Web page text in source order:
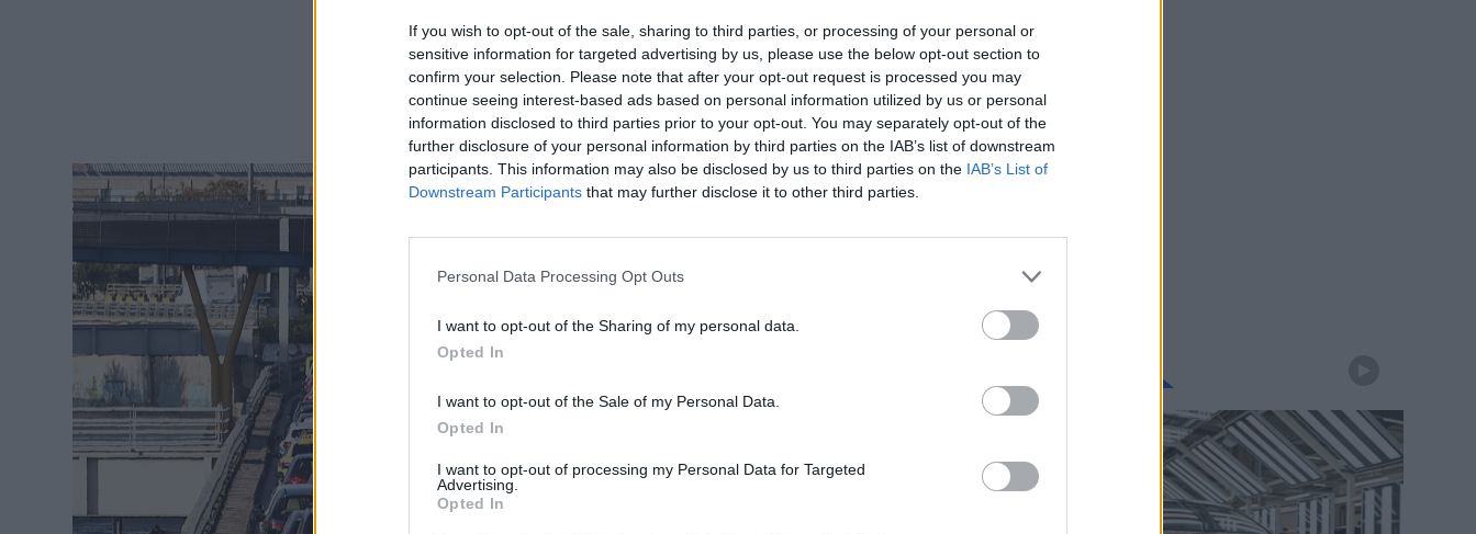
If you wish to opt-out of the sale, sharing to third parties, or processing of your personal or
sensitive information for targeted advertising by us, please use the below opt-out section to
confirm your selection. Please note that after your opt-out request is processed you may
continue seeing interest-based ads based on personal information utilized by us or personal
information disclosed to third parties prior to your opt-out. You may separately opt-out of the
further disclosure of your personal information by third parties on the IAB’s list of downstream
participants. This information may also be disclosed by us to third parties on the IAB’s List of
Downstream Participants that may further disclose it to other third parties.
Personal Data Processing Opt Outs
I want to opt-out of the Sharing of my personal data.
Opted In
I want to opt-out of the Sale of my Personal Data.
Opted In
I want to opt-out of processing my Personal Data for Targeted
Advertising.
Opted In